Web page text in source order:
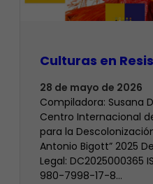
Culturas en
28 de mayo de 2026
Compiladora: Susana
Centro Internacional
para la
Antonio Bigott” 2025
Legal: DC2025000365
980-7998-17-8…